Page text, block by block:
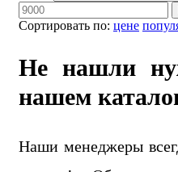
Сортировать по: цене
Не нашли
нашем
Наши менеджеры